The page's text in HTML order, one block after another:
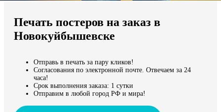
Мы доставляем по всему миру
Продолжить без города
Печать постеров на заказ в
Новокуйбышевске
Отправь в печать за пару кликов!
Согласования по электронной почте. Отвечаем за 24
часа!
Срок выполнения заказа: 1 сутки
Отправим в любой город РФ и мира!